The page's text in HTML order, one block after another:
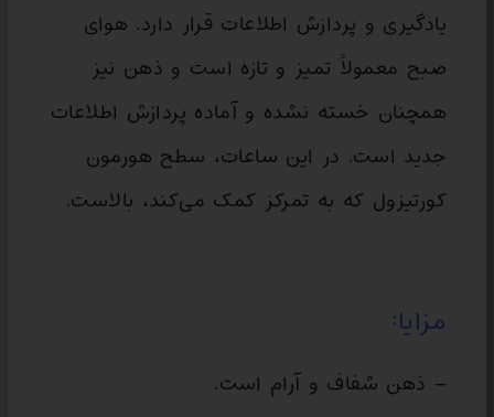
یادگیری و پردازش اطلاعات قرار دارد. هوای
صبح معمولاً تمیز و تازه است و ذهن نیز
همچنان خسته نشده و آماده پردازش اطلاعات
جدید است. در این ساعات، سطح هورمون
کورتیزول که به تمرکز کمک می‌کند، بالاست.
مزایا:
– ذهن شفاف و آرام است.